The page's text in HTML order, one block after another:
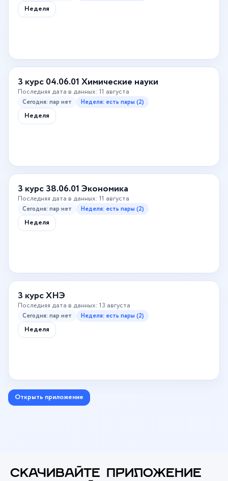
Неделя
3 курс 04.06.01 Химические науки
Последняя дата в данных: 11 августа
Сегодня: пар нет Неделя: есть пары (2)
Неделя
3 курс 38.06.01 Экономика
Последняя дата в данных: 11 августа
Сегодня: пар нет Неделя: есть пары (2)
Неделя
3 курс ХНЭ
Последняя дата в данных: 13 августа
Сегодня: пар нет Неделя: есть пары (2)
Неделя
Открыть приложение
СКАЧИВАЙТЕ ПРИЛОЖЕНИЕ